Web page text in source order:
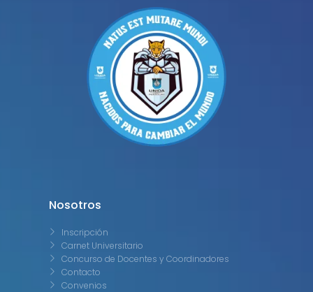
Nosotros
Inscripción
Carnet Universitario
Concurso de Docentes y Coordinadores
Contacto
Convenios